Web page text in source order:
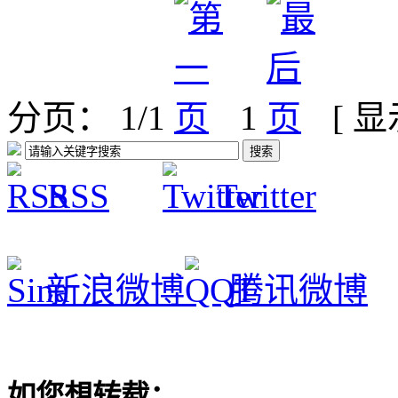
分页： 1/1 1 [
RSS Twitter
新浪微博 腾讯微博